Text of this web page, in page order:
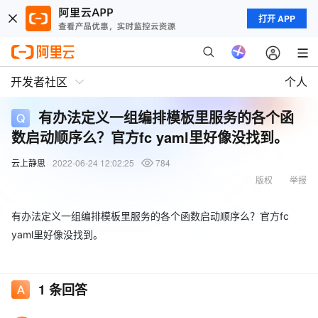
打开 APP
开发者社区 个人
有办法定义一组编排模板里服务的各个函
数启动顺序么？官方fc yaml里好像没找到。
云上静思 2022-06-24 12:02:25
784
举报
版权
有办法定义一组编排模板里服务的各个函数启动顺序么？官方fc
yaml里好像没找到。
1 条回答